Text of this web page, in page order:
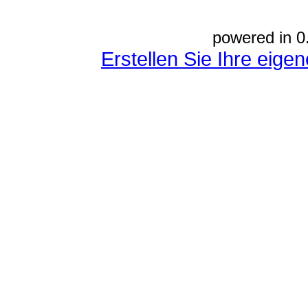
powered in
Erstellen Sie Ihre